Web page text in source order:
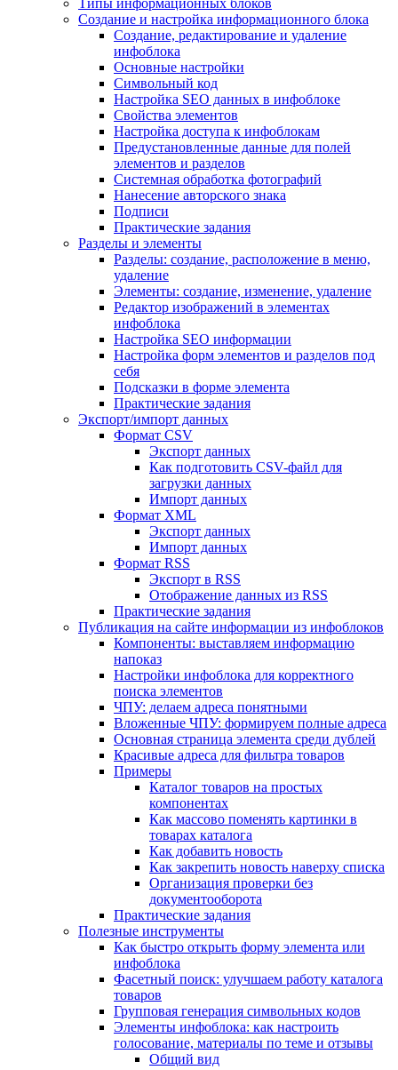
Типы информационных блоков
Создание и настройка информационного блока
Создание, редактирование и удаление
инфоблока
Основные настройки
Символьный код
Настройка SEO данных в инфоблоке
Свойства элементов
Настройка доступа к инфоблокам
Предустановленные данные для полей
элементов и разделов
Системная обработка фотографий
Нанесение авторского знака
Подписи
Практические задания
Разделы и элементы
Разделы: создание, расположение в меню,
удаление
Элементы: создание, изменение, удаление
Редактор изображений в элементах
инфоблока
Настройка SEO информации
Настройка форм элементов и разделов под
себя
Подсказки в форме элемента
Практические задания
Экспорт/импорт данных
Формат CSV
Экспорт данных
Как подготовить CSV-файл для
загрузки данных
Импорт данных
Формат XML
Экспорт данных
Импорт данных
Формат RSS
Экспорт в RSS
Отображение данных из RSS
Практические задания
Публикация на сайте информации из инфоблоков
Компоненты: выставляем информацию
напоказ
Настройки инфоблока для корректного
поиска элементов
ЧПУ: делаем адреса понятными
Вложенные ЧПУ: формируем полные адреса
Основная страница элемента среди дублей
Красивые адреса для фильтра товаров
Примеры
Каталог товаров на простых
компонентах
Как массово поменять картинки в
товарах каталога
Как добавить новость
Как закрепить новость наверху списка
Организация проверки без
документооборота
Практические задания
Полезные инструменты
Как быстро открыть форму элемента или
инфоблока
Фасетный поиск: улучшаем работу каталога
товаров
Групповая генерация символьных кодов
Элементы инфоблока: как настроить
голосование, материалы по теме и отзывы
Общий вид